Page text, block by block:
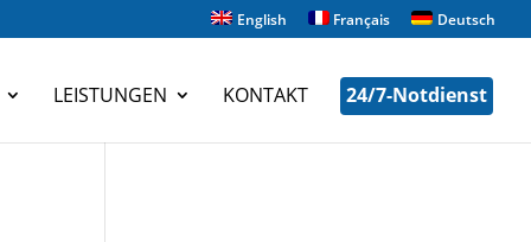
English Français Deutsch
LEISTUNGEN KONTAKT 24/7-Notdienst